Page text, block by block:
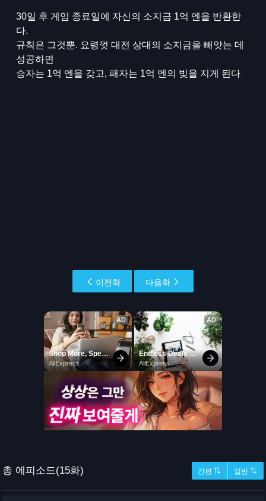
30일 후 게임 종료일에 자신의 소지금 1억 엔을 반환한
다.
규칙은 그것뿐. 요령껏 대전 상대의 소지금을 빼앗는 데
성공하면
승자는 1억 엔을 갖고, 패자는 1억 엔의 빚을 지게 된다
이전화 다음화
총 에피소드(15화) 간편 ⇅ 일반 ⇅